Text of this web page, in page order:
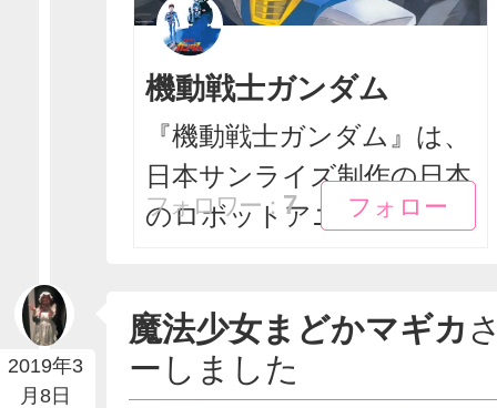
機動戦士ガンダム
『機動戦士ガンダム』は、
日本サンライズ制作の日本
のロボットアニメ。テ...
フォロー
フォロー
フォロワー： 7
2019年3
月8日
魔法少女まどかマギカ
ーしました